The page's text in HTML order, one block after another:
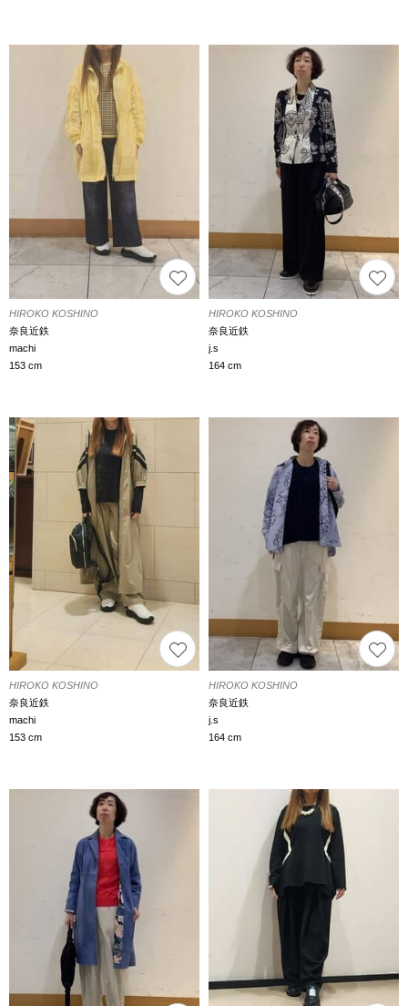
HIROKO KOSHINO
奈良近鉄
machi
153 cm
HIROKO KOSHINO
奈良近鉄
j.s
164 cm
HIROKO KOSHINO
奈良近鉄
machi
153 cm
HIROKO KOSHINO
奈良近鉄
j.s
164 cm